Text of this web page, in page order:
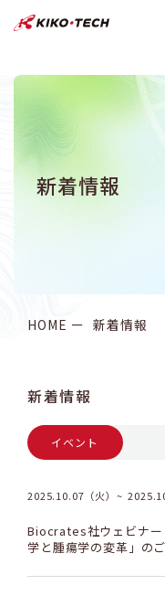
キコーテック
新着情報
HOME 新着情報
新着情報
イベント
2025.10.07（火）
Biocrates社ウェビナー
学と腫瘍学の変革」の